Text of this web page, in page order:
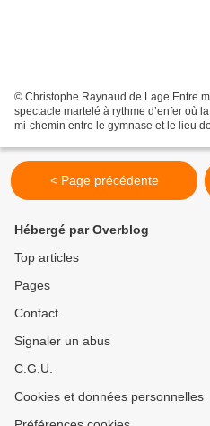
© Christophe Raynaud de Lage Entre
spectacle martelé à rythme d’enfer où
mi-chemin entre le gymnase et le lieu
< Page précédente
Hébergé par Overblog
Top articles
Pages
Contact
Signaler un abus
C.G.U.
Cookies et données personnelles